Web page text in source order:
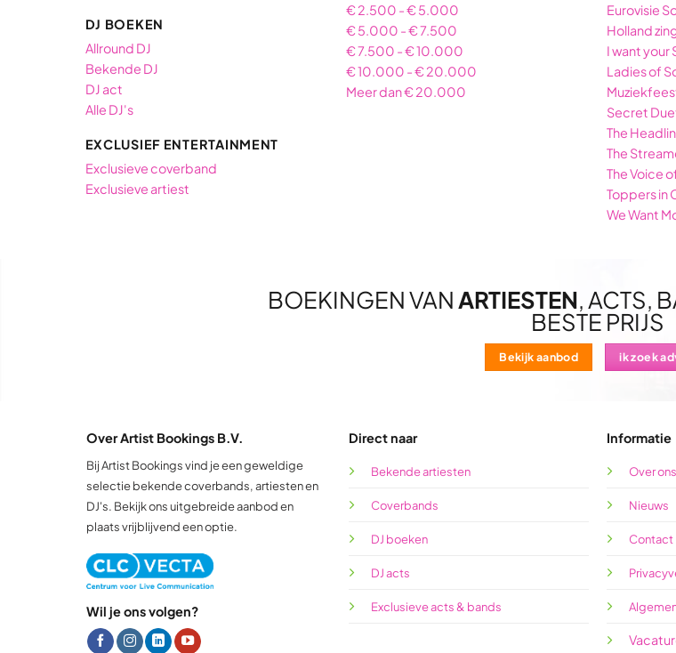
DJ BOEKEN
Allround DJ
Bekende DJ
DJ act
Alle DJ's
EXCLUSIEF ENTERTAINMENT
Exclusieve coverband
Exclusieve artiest
€ 2.500 - € 5.000
€ 5.000 - € 7.500
€ 7.500 - € 10.000
€ 10.000 - € 20.000
Meer dan € 20.000
Eurovisie
Holland
I want your
Ladies of
Secret
The
The
The Voice
Toppers in
We Want
BOEKINGEN VANARTIESTEN, ACTS,
BESTE PRIJS
Bekijk aanbod ik zoek
Over Artist Bookings B.V.
Bij Artist Bookings vind je een geweldige
selectie bekende coverbands, artiesten en
DJ's. Bekijk ons uitgebreide aanbod en
plaats vrijblijvend een optie.
Wil je ons volgen?
Direct naar
Bekende artiesten
Coverbands
DJ boeken
DJ acts
Exclusieve acts & bands
Informatie
Over ons
Nieuws
Contact